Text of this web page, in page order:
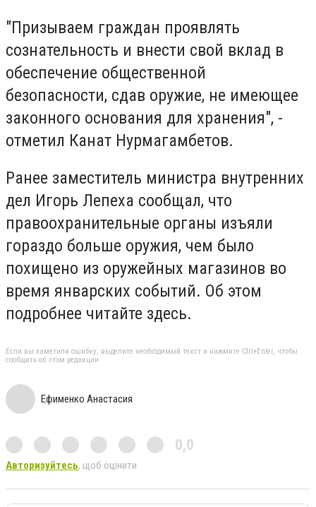
"Призываем граждан проявлять
сознательность и внести свой вклад в
обеспечение общественной
безопасности, сдав оружие, не имеющее
законного основания для хранения", -
отметил Канат Нурмагамбетов.
Ранее заместитель министра внутренних
дел Игорь Лепеха сообщал, что
правоохранительные органы изъяли
гораздо больше оружия, чем было
похищено из оружейных магазинов во
время январских событий. Об этом
подробнее читайте здесь.
Если вы заметили ошибку, выделите необходимый текст и нажмите Ctrl+Enter, чтобы
сообщить об этом редакции
Ефименко Анастасия
0,0
Авторизуйтесь, щоб оцінити